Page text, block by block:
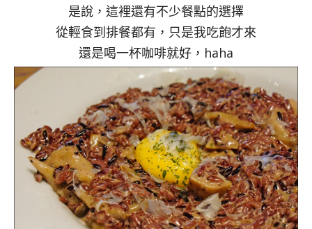
是說，這裡還有不少餐點的選擇
從輕食到排餐都有，只是我吃飽才來
還是喝一杯咖啡就好，haha